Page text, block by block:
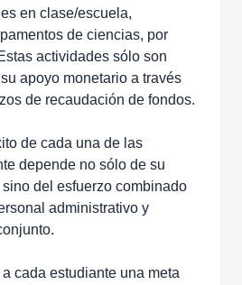
en clase/escuela,
de ciencias, por
actividades sólo son
apoyo monetario a través
de recaudación de fondos.
de cada una de las
depende no sólo de su
del esfuerzo combinado
administrativo y
cada estudiante una meta